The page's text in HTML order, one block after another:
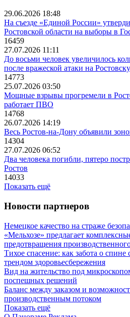
29.06.2026 18:48
На съезде «Единой России»
Ростовской области на выборы в
16459
27.07.2026 11:11
До восьми человек увеличилось
после вражеской атаки на
14773
25.07.2026 03:50
Мощные взрывы прогремели в
работает ПВО
14768
26.07.2026 14:19
Весь Ростов-на-Дону объявили
14304
27.07.2026 06:52
Два человека погибли, пятеро
Ростов
14033
Показать ещё
Новости партнеров
Немецкое качество на страже
«Мельхозе» предлагает
предотвращения
Тихое спасение: как забота о спине
трендом здоровьесбережения
Вид на жительство под
поспешных решений
Баланс между заказом и
производственным потоком
Показать ещё